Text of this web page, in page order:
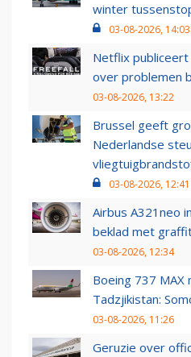
winter
03-08-2026, 14:03
Netflix
over problemen
03-08-2026, 13:22
Brussel geeft
Nederlandse
03-08-2026, 12:41
Airbus A321neo
beklad met
03-08-2026, 12:34
Boeing 737 MAX
Tadzjikistan:
03-08-2026, 11:26
Geruzie over